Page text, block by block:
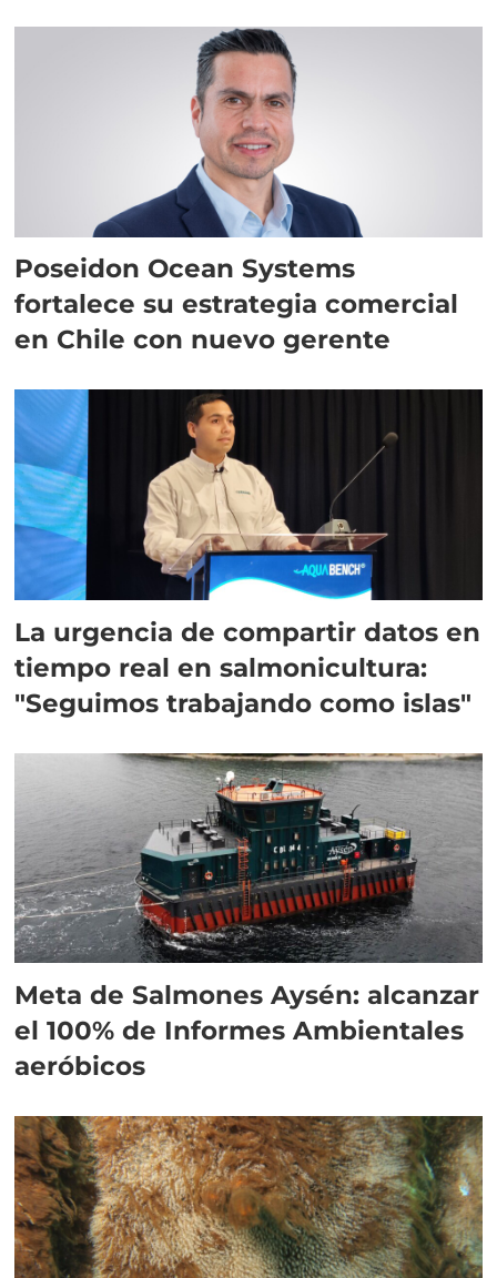
Poseidon Ocean Systems
fortalece su estrategia comercial
en Chile con nuevo gerente
La urgencia de compartir datos en
tiempo real en salmonicultura:
"Seguimos trabajando como islas"
Meta de Salmones Aysén: alcanzar
el 100% de Informes Ambientales
aeróbicos